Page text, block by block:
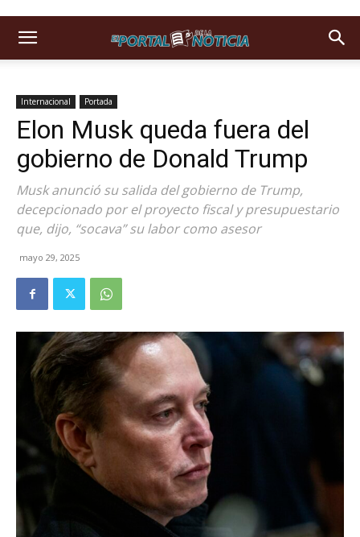
Internacional Portada
Elon Musk queda fuera del
gobierno de Donald Trump
Musk anunció su salida del gobierno de Trump,
decepcionado por el proyecto fiscal y presupuestario
que, dijo, “socava” su labor como asesor
mayo 29, 2025